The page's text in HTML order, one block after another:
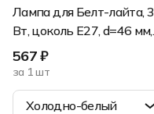
Лампа для Белт-лайта, 3
Вт, цоколь Е27, d=46 мм,
белая строб-вспышка
567 ₽
за 1 шт
Холодно-белый
Холодно-белый